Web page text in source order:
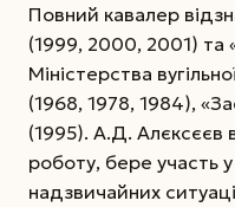
Повний кавалер
(1999, 2000, 2001) та
Міністерства
(1968, 1978, 1984),
(1995). А.Д. Алєксєєв
роботу, бере участь у
надзвичайних